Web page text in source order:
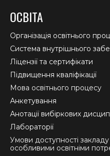
opens
in
new
window
opens
in
new
window
in
new
window
ОСВІТА
Організація освітнього
Система внутрішнього
Ліцензії та сертифікати
Підвищення кваліфікації
Мова освітнього процесу
Анкетування
Анотації вибіркових
Лабораторії
Умови доступності
особливими освітніми